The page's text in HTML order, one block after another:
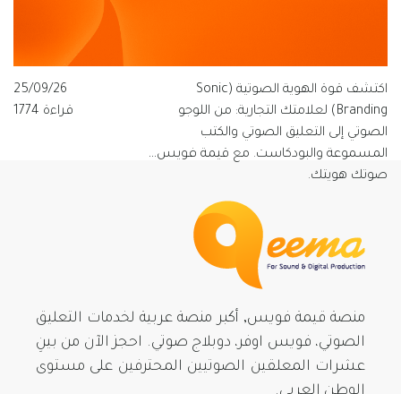
اكتشف قوة الهوية الصوتية (Sonic
Branding) لعلامتك التجارية: من اللوجو
الصوتي إلى التعليق الصوتي والكتب
المسموعة والبودكاست. مع قيمة فويس…
صوتك هويتك.
25/09/26
قراءة 1774
منصة قيمة فويس, أكبر منصة عربية لخدمات التعليق
الصوتي، فويس اوفر، دوبلاج صوتي. احجز الآن من بينِ
عشرات المعلقين الصوتيين المحترفين على مستوى